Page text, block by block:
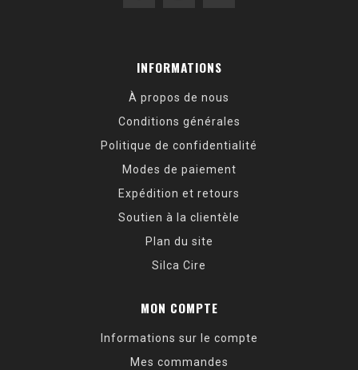
INFORMATIONS
À propos de nous
Conditions générales
Politique de confidentialité
Modes de paiement
Expédition et retours
Soutien à la clientèle
Plan du site
Silca Cire
MON COMPTE
Informations sur le compte
Mes commandes